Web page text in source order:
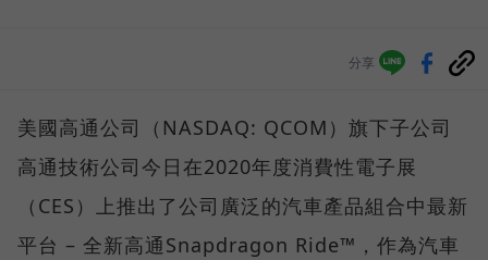
分享
美國高通公司（NASDAQ: QCOM）旗下子公司
高通技術公司今日在2020年度消費性電子展
（CES）上推出了公司廣泛的汽車產品組合中最新
平台 – 全新高通Snapdragon Ride™，作為汽車